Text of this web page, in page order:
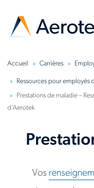
Accueil Carrières
Ressources pour
Prestations de maladie –
d’Aerotek
Vos